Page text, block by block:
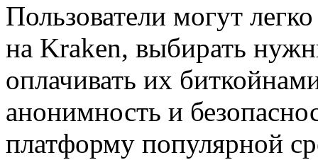
Пользователи могут
на Kraken, выбирать
оплачивать их
анонимность и
платформу популярной